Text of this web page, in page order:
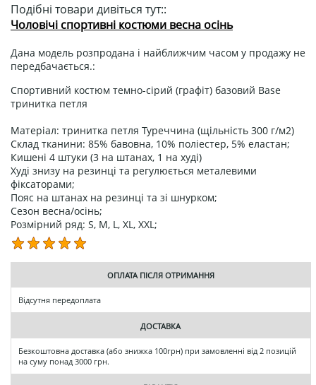
Подібні товари дивіться тут::
Чоловічі спортивні костюми весна осінь
Дана модель розпродана і найближчим часом у продажу не
передбачається.:
Спортивний костюм темно-сірий (графіт) базовий Base
тринитка петля
Матеріал: тринитка петля Туреччина (щільність 300 г/м2)
Склад тканини: 85% бавовна, 10% поліестер, 5% еластан;
Кишені 4 штуки (3 на штанах, 1 на худі)
Худі знизу на резинці та регулюється металевими
фіксаторами;
Пояс на штанах на резинці та зі шнурком;
Сезон весна/осінь;
Розмірний ряд: S, M, L, XL, XXL;
ОПЛАТА ПІСЛЯ ОТРИМАННЯ
Відсутня передоплата
ДОСТАВКА
Безкоштовна доставка (або знижка 100грн) при замовленні від 2 позицій
на суму понад 3000 грн.